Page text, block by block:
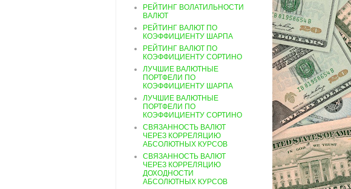
РЕЙТИНГ ВОЛАТИЛЬНОСТИ
ВАЛЮТ
РЕЙТИНГ ВАЛЮТ ПО
КОЭФФИЦИЕНТУ ШАРПА
РЕЙТИНГ ВАЛЮТ ПО
КОЭФФИЦИЕНТУ СОРТИНО
ЛУЧШИЕ ВАЛЮТНЫЕ
ПОРТФЕЛИ ПО
КОЭФФИЦИЕНТУ ШАРПА
ЛУЧШИЕ ВАЛЮТНЫЕ
ПОРТФЕЛИ ПО
КОЭФФИЦИЕНТУ СОРТИНО
СВЯЗАННОСТЬ ВАЛЮТ
ЧЕРЕЗ КОРРЕЛЯЦИЮ
АБСОЛЮТНЫХ КУРСОВ
СВЯЗАННОСТЬ ВАЛЮТ
ЧЕРЕЗ КОРРЕЛЯЦИЮ
ДОХОДНОСТИ
АБСОЛЮТНЫХ КУРСОВ